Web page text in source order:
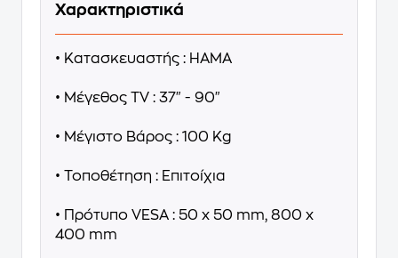
Χαρακτηριστικά
• Κατασκευαστής : HAMA
• Μέγεθος TV : 37" - 90"
• Μέγιστο Βάρος : 100 Kg
• Τοποθέτηση : Επιτοίχια
• Πρότυπο VESA : 50 x 50 mm, 800 x
400 mm